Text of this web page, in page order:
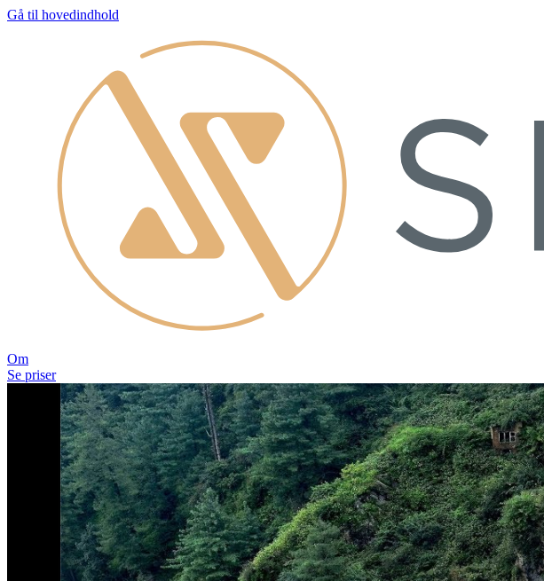
Gå til hovedindhold
Om
Se priser